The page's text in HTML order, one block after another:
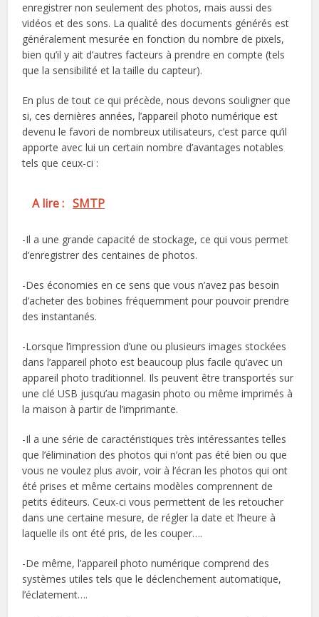
enregistrer non seulement des photos, mais aussi des
vidéos et des sons. La qualité des documents générés est
généralement mesurée en fonction du nombre de pixels,
bien qu’il y ait d’autres facteurs à prendre en compte (tels
que la sensibilité et la taille du capteur).
En plus de tout ce qui précède, nous devons souligner que
si, ces dernières années, l’appareil photo numérique est
devenu le favori de nombreux utilisateurs, c’est parce qu’il
apporte avec lui un certain nombre d’avantages notables
tels que ceux-ci :
A lire : SMTP
-Il a une grande capacité de stockage, ce qui vous permet
d’enregistrer des centaines de photos.
-Des économies en ce sens que vous n’avez pas besoin
d’acheter des bobines fréquemment pour pouvoir prendre
des instantanés.
-Lorsque l’impression d’une ou plusieurs images stockées
dans l’appareil photo est beaucoup plus facile qu’avec un
appareil photo traditionnel. Ils peuvent être transportés sur
une clé USB jusqu’au magasin photo ou même imprimés à
la maison à partir de l’imprimante.
-Il a une série de caractéristiques très intéressantes telles
que l’élimination des photos qui n’ont pas été bien ou que
vous ne voulez plus avoir, voir à l’écran les photos qui ont
été prises et même certains modèles comprennent de
petits éditeurs. Ceux-ci vous permettent de les retoucher
dans une certaine mesure, de régler la date et l’heure à
laquelle ils ont été pris, de les couper….
-De même, l’appareil photo numérique comprend des
systèmes utiles tels que le déclenchement automatique,
l’éclatement….